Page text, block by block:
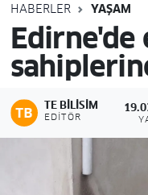
HABERLER YAŞAM
TE BILISIM
EDITÖR
Tüm Manşetler
Son Dakika